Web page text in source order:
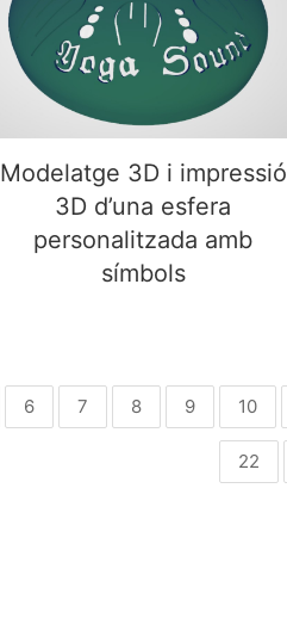
3D d’una esfera
personalitzada amb
símbols
Modelatge 3D i impressió
3D d’una esfera
personalitzada amb
símbols
6 7 8 9 10
22